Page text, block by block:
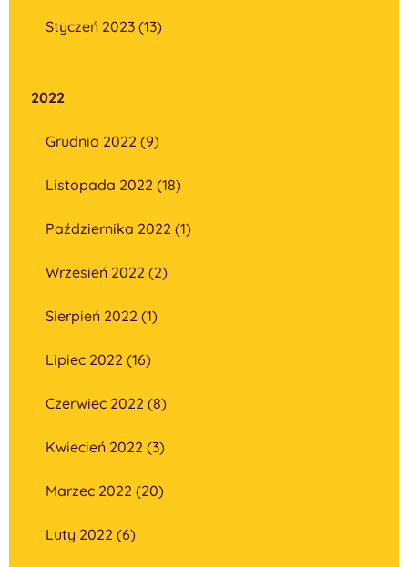
Styczeń 2023 (13)
2022
Grudnia 2022 (9)
Listopada 2022 (18)
Października 2022 (1)
Wrzesień 2022 (2)
Sierpień 2022 (1)
Lipiec 2022 (16)
Czerwiec 2022 (8)
Kwiecień 2022 (3)
Marzec 2022 (20)
Luty 2022 (6)